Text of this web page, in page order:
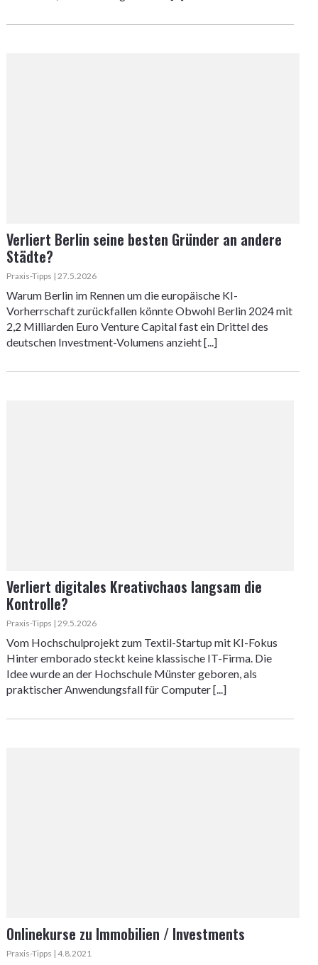
Verliert Berlin seine besten Gründer an andere
Städte?
Praxis-Tipps | 27.5.2026
Warum Berlin im Rennen um die europäische KI-
Vorherrschaft zurückfallen könnte Obwohl Berlin 2024 mit
2,2 Milliarden Euro Venture Capital fast ein Drittel des
deutschen Investment-Volumens anzieht [...]
Verliert digitales Kreativchaos langsam die
Kontrolle?
Praxis-Tipps | 29.5.2026
Vom Hochschulprojekt zum Textil-Startup mit KI-Fokus
Hinter emborado steckt keine klassische IT-Firma. Die
Idee wurde an der Hochschule Münster geboren, als
praktischer Anwendungsfall für Computer [...]
Onlinekurse zu Immobilien / Investments
Praxis-Tipps | 4.8.2021